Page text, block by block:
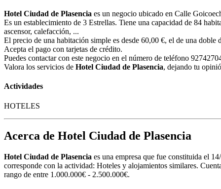
Hotel Ciudad de Plasencia es un negocio ubicado en Calle
Es un establecimiento de 3 Estrellas. Tiene una capacidad de 84
ascensor, calefacción, ...
El precio de una habitación simple es desde 60,00 €, el de una doble
Acepta el pago con tarjetas de crédito.
Puedes contactar con este negocio en el número de teléfono
Valora los servicios de Hotel Ciudad de Plasencia, dejando tu
Actividades
HOTELES
Acerca de Hotel Ciudad de Plasencia
Hotel Ciudad de Plasencia es una empresa que fue constituida el
corresponde con la actividad: Hoteles y alojamientos similares.
rango de entre 1.000.000€ - 2.500.000€.